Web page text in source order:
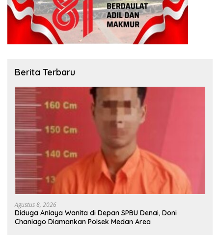
Berita Terbaru
Agustus 8, 2026
Diduga Aniaya Wanita di Depan SPBU Denai, Doni
Chaniago Diamankan Polsek Medan Area